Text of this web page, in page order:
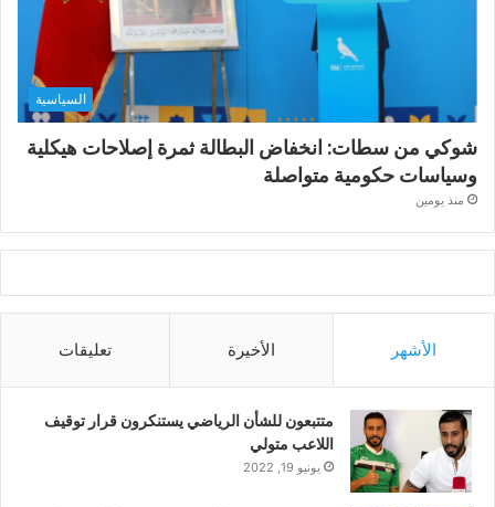
السياسية
شوكي من سطات: انخفاض البطالة ثمرة إصلاحات هيكلية
وسياسات حكومية متواصلة
منذ يومين
الأشهر الأخيرة تعليقات
متتبعون للشأن الرياضي يستنكرون قرار توقيف
اللاعب متولي
يونيو 19, 2022